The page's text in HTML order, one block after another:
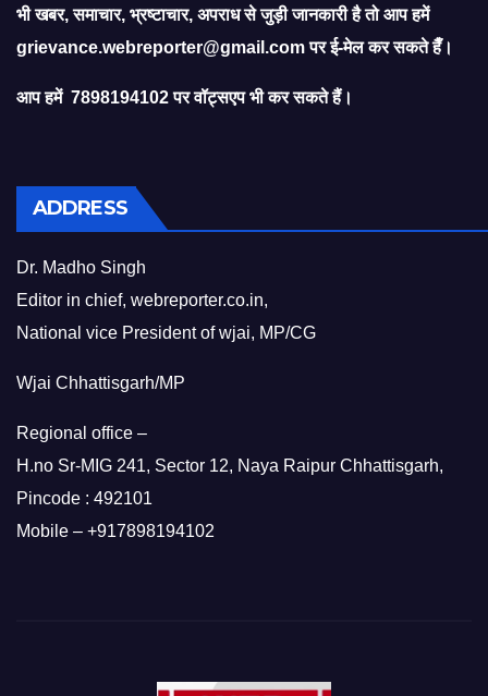
भी खबर, समाचार, भ्रष्टाचार, अपराध से जुड़ी जानकारी है तो आप हमें
grievance.webreporter@gmail.comपर ई-मेल कर सकते हैँ।
आप हमें 7898194102 पर वॉट्सएप भी कर सकते हैं।
ADDRESS
Dr. Madho Singh
Editor in chief, webreporter.co.in,
National vice President of wjai, MP/CG
Wjai Chhattisgarh/MP
Regional office –
H.no Sr-MIG 241, Sector 12, Naya Raipur Chhattisgarh,
Pincode : 492101
Mobile – +917898194102